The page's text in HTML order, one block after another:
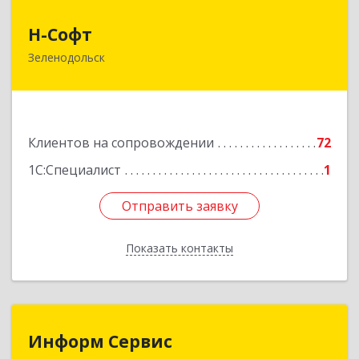
Н-Софт
Зеленодольск
Клиентов на сопровождении
72
1С:Специалист
1
Отправить заявку
Показать контакты
422521, Татарстан Респ (Татарстан),
Подробнее
Отправить заявку
Назад
Информ Сервис